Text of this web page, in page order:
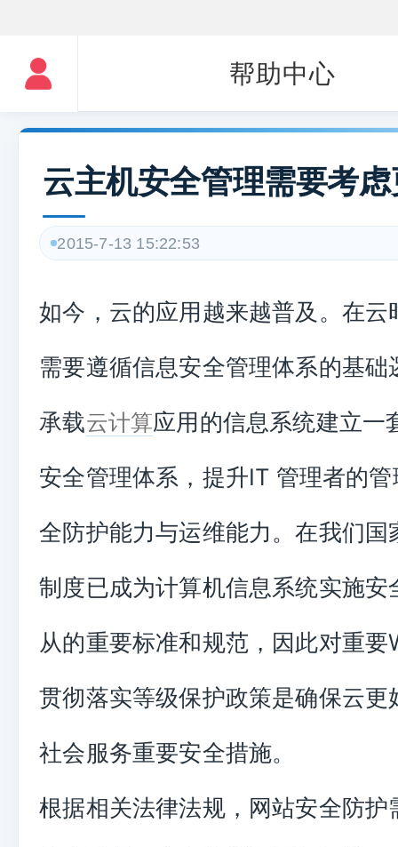
帮助中心
云主机安全管理需要考
2015-7-13 15:22:53
如今，云的应用越来越普及。在云
需要遵循信息安全管理体系的基础
承载云计算应用的信息系统建立一
安全管理体系，提升IT 管理者的
全防护能力与运维能力。在我们国
制度已成为计算机信息系统实施安
从的重要标准和规范，因此对重要
贯彻落实等级保护政策是确保云更
社会服务重要安全措施。
根据相关法律法规，网站安全防护